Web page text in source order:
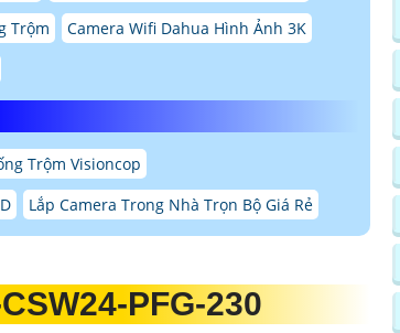
Trộm
Camera Wifi Dahua Hình Ảnh 3K
Trộm Visioncop
Lắp Camera Trong Nhà Trọn Bộ Giá Rẻ
PFG-230